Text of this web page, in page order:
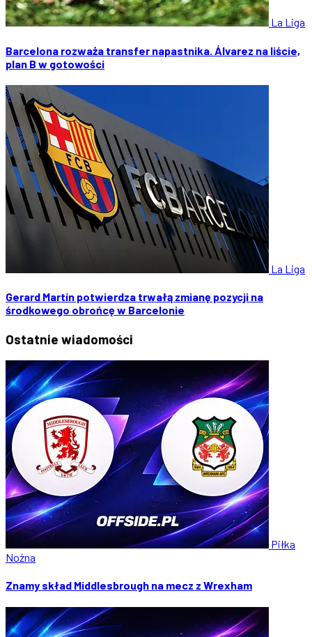
La Liga
Barcelona rozważa transfer napastnika. Álvarez na liście,
plan B w gotowości
La Liga
Gerard Martín potwierdza trwałą zmianę pozycji na
środkowego obrońcę w Barcelonie
Ostatnie wiadomości
Piłka
Nożna
Znamy skład Middlesbrough na mecz z Wrexham